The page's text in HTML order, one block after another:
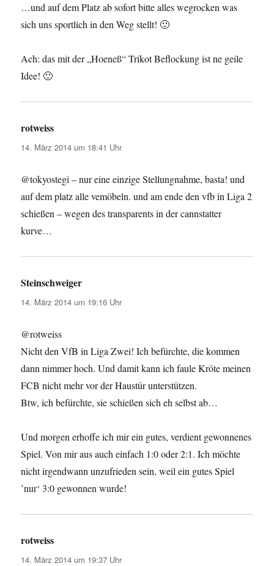
…und auf dem Platz ab sofort bitte alles wegrocken was
sich uns sportlich in den Weg stellt! 🙂
Ach: das mit der „Hoeneß“ Trikot Beflockung ist ne geile
Idee! 🙂
rotweiss
14. März 2014 um 18:41 Uhr
@tokyostegi – nur eine einzige Stellungnahme, basta! und
auf dem platz alle vemöbeln. und am ende den vfb in Liga 2
schießen – wegen des transparents in der cannstatter
kurve…
Steinschweiger
14. März 2014 um 19:16 Uhr
@rotweiss
Nicht den VfB in Liga Zwei! Ich befürchte, die kommen
dann nimmer hoch. Und damit kann ich faule Kröte meinen
FCB nicht mehr vor der Haustür unterstützen.
Btw, ich befürchte, sie schießen sich eh selbst ab…
Und morgen erhoffe ich mir ein gutes, verdient gewonnenes
Spiel. Von mir aus auch einfach 1:0 oder 2:1. Ich möchte
nicht irgendwann unzufrieden sein, weil ein gutes Spiel
’nur‘ 3:0 gewonnen wurde!
rotweiss
14. März 2014 um 19:37 Uhr